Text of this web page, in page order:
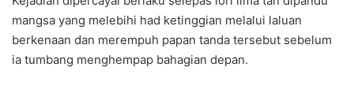
mangsa yang melebihi had ketinggian melalui laluan
berkenaan dan merempuh papan tanda tersebut sebelum
ia tumbang menghempap bahagian depan.